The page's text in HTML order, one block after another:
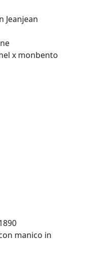
Jeanjean
x monbento
manico in